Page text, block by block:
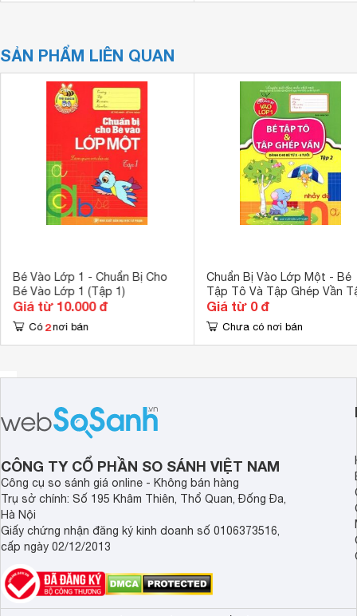
SẢN PHẨM LIÊN QUAN
Bé Vào Lớp 1 - Chuẩn Bị Cho
Bé Vào Lớp 1 (Tập 1)
Giá từ 10.000 đ
Có 2 nơi bán
Chuẩn Bị Vào Lớp Một - Bé
Tập Tô Và Tập Ghép Vần
2
Giá từ 0 đ
Chưa có nơi bán
CÔNG TY CỔ PHẦN SO SÁNH VIỆT NAM
Công cụ so sánh giá online - Không bán hàng
Trụ sở chính: Số 195 Khâm Thiên, Thổ Quan, Đống Đa,
Hà Nội
Giấy chứng nhận đăng ký kinh doanh số 0106373516,
cấp ngày 02/12/2013